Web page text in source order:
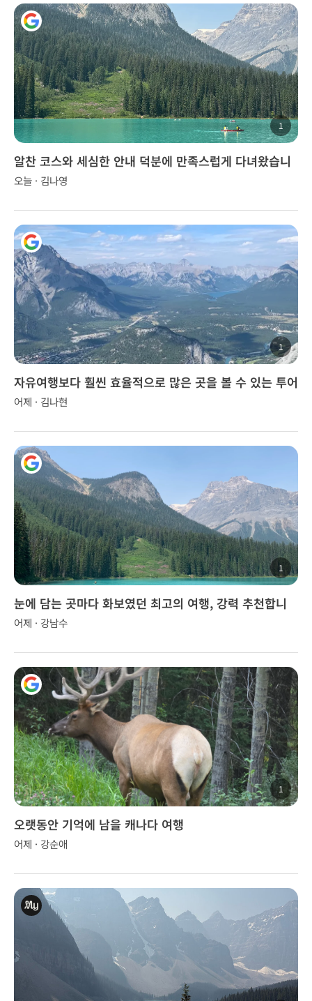
1
알찬 코스와 세심한 안내 덕분에 만족스럽게 다녀왔습니
다.
오늘 · 김나영
1
자유여행보다 훨씬 효율적으로 많은 곳을 볼 수 있는 투어
어제 · 김나현
1
눈에 담는 곳마다 화보였던 최고의 여행, 강력 추천합니
다!
어제 · 강남수
1
오랫동안 기억에 남을 캐나다 여행
어제 · 강순애